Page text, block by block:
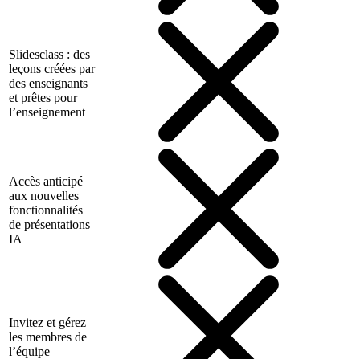
Slidesclass : des
leçons créées par
des enseignants
et prêtes pour
l’enseignement
Accès anticipé
aux nouvelles
fonctionnalités
de présentations
IA
Invitez et gérez
les membres de
l’équipe